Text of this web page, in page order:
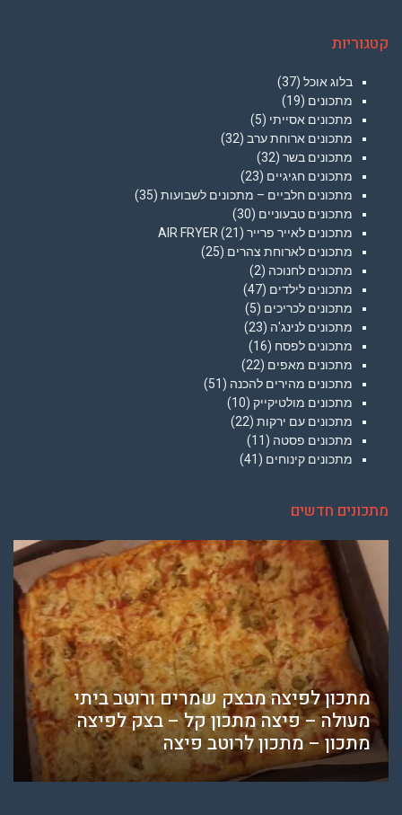
קטגוריות
בלוג אוכל (37)
מתכונים (19)
מתכונים אסייתי (5)
מתכונים ארוחת ערב (32)
מתכונים בשר (32)
מתכונים חגיגיים (23)
מתכונים חלביים – מתכונים לשבועות (35)
מתכונים טבעוניים (30)
מתכונים לאייר פרייר AIR FRYER (21)
מתכונים לארוחת צהרים (25)
מתכונים לחנוכה (2)
מתכונים לילדים (47)
מתכונים לכריכים (5)
מתכונים לנינג'ה (23)
מתכונים לפסח (16)
מתכונים מאפים (22)
מתכונים מהירים להכנה (51)
מתכונים מולטיקייק (10)
מתכונים עם ירקות (22)
מתכונים פסטה (11)
מתכונים קינוחים (41)
מתכונים חדשים
מתכון לפיצה מבצק שמרים ורוטב ביתי
מעולה – פיצה מתכון קל – בצק לפיצה
מתכון – מתכון לרוטב פיצה